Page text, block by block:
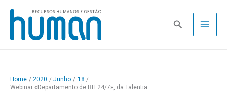
Skip
content
Pesquisa
Home 2020 Junho
18
Webinar «Departamento de RH 24/7», da Talentia